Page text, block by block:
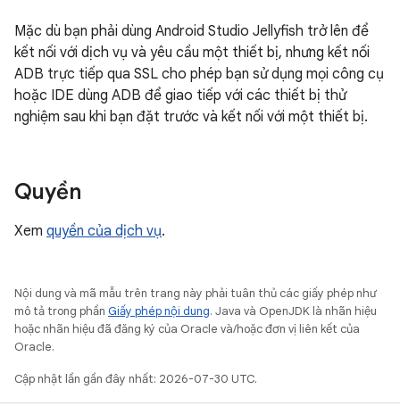
Mặc dù bạn phải dùng Android Studio Jellyfish trở lên để
kết nối với dịch vụ và yêu cầu một thiết bị, nhưng kết nối
ADB trực tiếp qua SSL cho phép bạn sử dụng mọi công cụ
hoặc IDE dùng ADB để giao tiếp với các thiết bị thử
nghiệm sau khi bạn đặt trước và kết nối với một thiết bị.
Quyền
Xem quyền của dịch vụ.
Nội dung và mã mẫu trên trang này phải tuân thủ các giấy phép như
mô tả trong phần Giấy phép nội dung. Java và OpenJDK là nhãn hiệu
hoặc nhãn hiệu đã đăng ký của Oracle và/hoặc đơn vị liên kết của
Oracle.
Cập nhật lần gần đây nhất: 2026-07-30 UTC.